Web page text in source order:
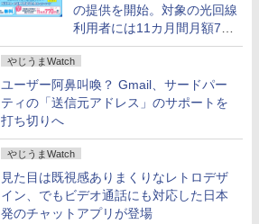
の提供を開始。対象の光回線
利用者には11カ月間月額770
円割引のキャンペーン
やじうまWatch
ユーザー阿鼻叫喚？ Gmail、サードパー
ティの「送信元アドレス」のサポートを
打ち切りへ
やじうまWatch
見た目は既視感ありまくりなレトロデザ
イン、でもビデオ通話にも対応した日本
発のチャットアプリが登場